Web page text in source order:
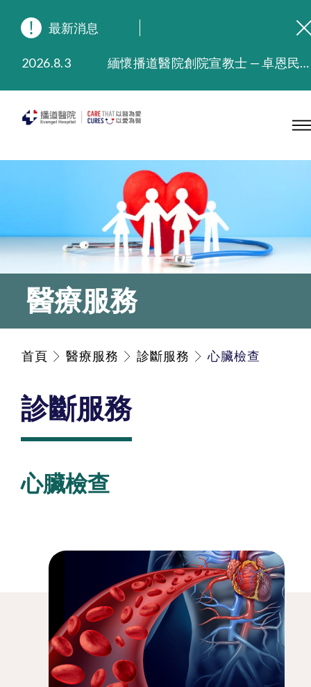
最新消息
2026.8.3
緬懷播道醫院創院宣教士 — 卓恩民醫生香港追思會
2025.9.23
本院在暴雨或颱風警告信號 (包括黑色暴雨及8號或以上熱帶氣旋警告信號) 下，仍會維持有限度服務。如有查詢，可致電2711 5222。
2025.7.21
播道醫院手機App已推出查閱病歷記錄及求診資料功能，請即下載
醫療服務
首頁 醫療服務 診斷服務 心臟檢查
診斷服務
心臟檢查